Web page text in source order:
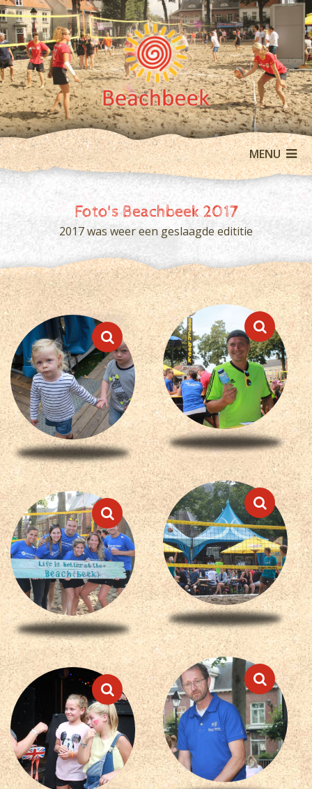
MENU
Foto's Beachbeek 2017
2017 was weer een geslaagde edititie